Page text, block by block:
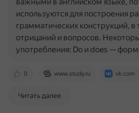
0 www.study.ru vk.com
используются для построения
грамматических конструкций, в
отрицаний и вопросов.
употребления: Do и does —
Читать далее